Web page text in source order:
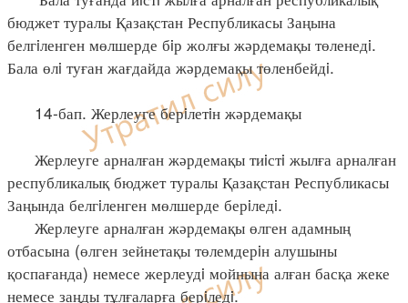
бюджет туралы Қазақстан Республикасы Заңына
белгiленген мөлшерде бiр жолғы жәрдемақы төленедi.
Бала өлi туған жағдайда жәрдемақы төленбейдi.
14-бап. Жерлеуге берiлетiн жәрдемақы
Жерлеуге арналған жәрдемақы тиiстi жылға арналған
республикалық бюджет туралы Қазақстан Республикасы
Заңында белгiленген мөлшерде берiледi.
Жерлеуге арналған жәрдемақы өлген адамның
отбасына (өлген зейнетақы төлемдерiн алушыны
қоспағанда) немесе жерлеудi мойнына алған басқа жеке
немесе заңды тұлғаларға берiледi.